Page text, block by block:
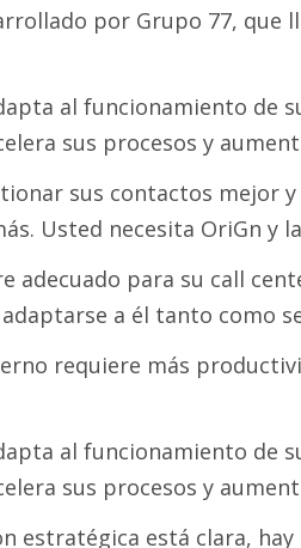
por Grupo 77, que
al funcionamiento de
sus procesos y
sus contactos mejor
Usted necesita OriGn y
adecuado para su call
a él tanto como
requiere más
al funcionamiento de
sus procesos y
estratégica está clara,